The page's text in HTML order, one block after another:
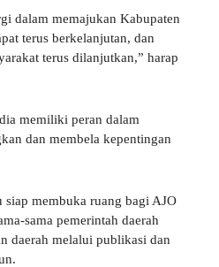
dalam memajukan Kabupaten
terus berkelanjutan, dan
terus dilanjutkan,” harap
memiliki peran dalam
dan membela kepentingan
membuka ruang bagi AJO
sama pemerintah daerah
daerah melalui publikasi dan